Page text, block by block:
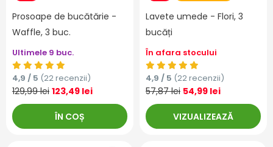
Prosoape de bucătărie -
Waffle, 3 buc.
Ultimele 9 buc.
4,9 / 5 (22 recenzii)
129,99 lei 123,49 lei
ÎN COȘ
Lavete umede - Flori, 3
bucăți
În afara stocului
4,9 / 5 (22 recenzii)
57,87 lei 54,99 lei
VIZUALIZEAZĂ